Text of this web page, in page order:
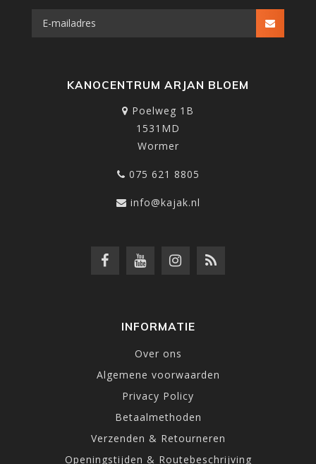
KANOCENTRUM ARJAN BLOEM
Poelweg 1B
1531MD
Wormer
075 621 8805
info@kajak.nl
INFORMATIE
Over ons
Algemene voorwaarden
Privacy Policy
Betaalmethoden
Verzenden & Retourneren
Openingstijden & Routebeschrijving